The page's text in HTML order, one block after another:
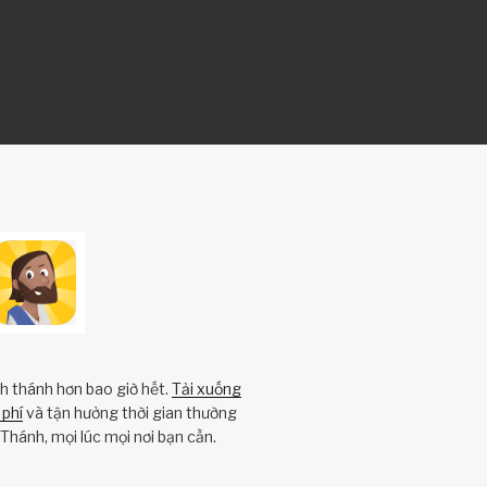
thánh hơn bao giờ hết. Tải xuống
và tận hưởng thời gian thường
mọi lúc mọi nơi bạn cần.